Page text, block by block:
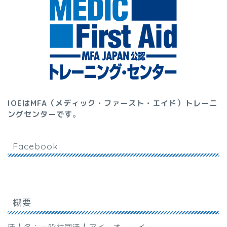
IOEはMFA（メディック・ファースト・エイド）トレーニ
ングセンターです。
Facebook
概要